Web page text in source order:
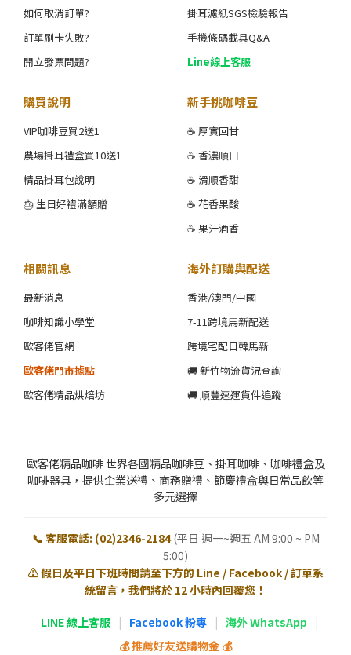
如何取消訂單?
訂單刷卡失敗?
開立發票問題?
掛耳濾紙SGS檢驗報告
手機條碼載具Q&A
Line線上客服
購買說明
VIP咖啡豆買2送1
農場掛耳禮盒買10送1
精品掛耳包說明
🎂 生日好禮滿額贈
新手挑咖啡豆
☕ 厚實回甘
☕ 香濃順口
☕ 滑順香甜
☕ 花香果酸
☕ 果汁酒香
相關訊息
最新消息
咖啡知識小學堂
歐客佬官網
歐客佬門市據點
歐客佬精品烘焙坊
海外訂購與配送
香港/澳門/中國
7-11跨境馬新配送
跨境宅配日韓馬新
🚚 新竹物流貨況查詢
🚚 順豐速運貨件追蹤
歐客佬精品咖啡 世界各國精品咖啡豆、掛耳咖啡、咖啡禮盒及
咖啡器具，提供企業送禮、商務贈禮、節慶禮盒與日常品飲等
多元選擇
📞 客服電話: (02)2346-2184 (平日 週一~週五 AM 9:00 ~ PM
5:00)
⚠️ 假日及平日下班時間請至下方的 Line / Facebook / 訂單系
統留言，我們將於 12 小時內回覆您！
LINE 線上客服 | Facebook 粉專 | 海外 WhatsApp
|
💰 推薦好友送購物金 💰